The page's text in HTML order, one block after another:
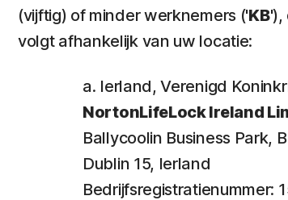
(vijftig) of minder werknemers ('KB'),
volgt afhankelijk van uw locatie:
a. Ierland, Verenigd
NortonLifeLock Ireland
Ballycoolin Business Park,
Dublin 15, Ierland
Bedrijfsregistratienummer: